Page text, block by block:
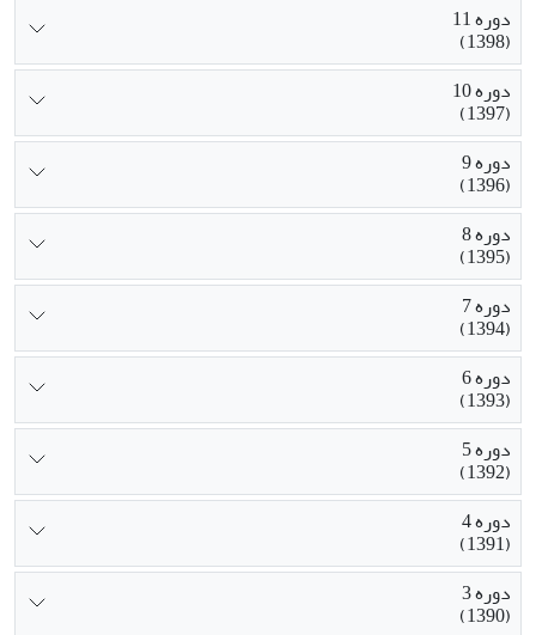
دوره 11
(1398)
دوره 10
(1397)
دوره 9
(1396)
دوره 8
(1395)
دوره 7
(1394)
دوره 6
(1393)
دوره 5
(1392)
دوره 4
(1391)
دوره 3
(1390)